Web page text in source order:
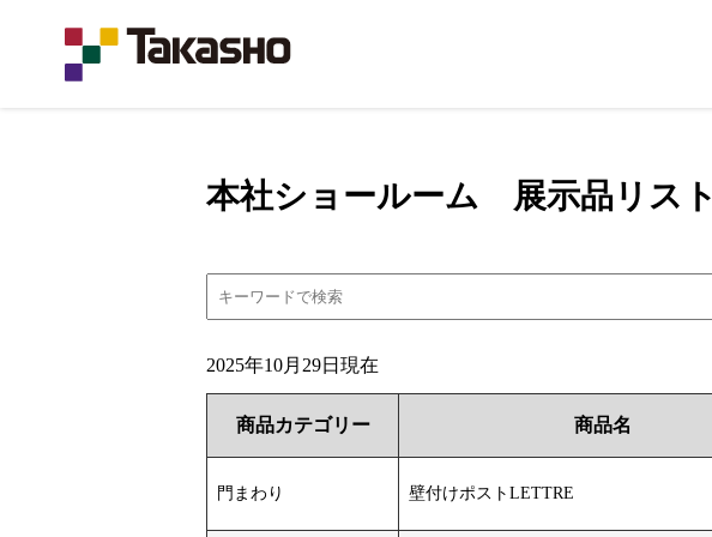
本社ショールーム 展示品リスト
2025年10月29日現在
商品カテゴリー 商品名
門まわり 壁付けポストLETTRE